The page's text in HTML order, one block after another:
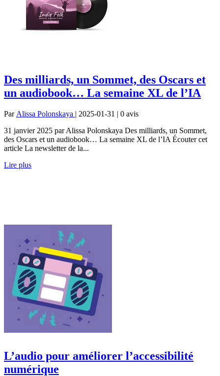
Des milliards, un Sommet, des Oscars et
un audiobook… La semaine XL de l’IA
Par Alissa Polonskaya | 2025-01-31 | 0 avis
31 janvier 2025 par Alissa Polonskaya Des milliards, un Sommet,
des Oscars et un audiobook… La semaine XL de l’IA Écouter cet
article La newsletter de la...
Lire plus
L’audio pour améliorer l’accessibilité
numérique